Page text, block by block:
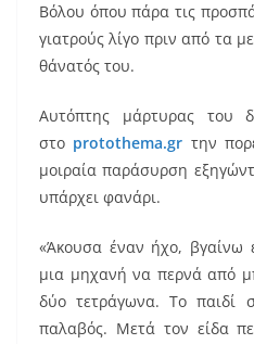
Βόλου όπου πάρα τις
γιατρούς λίγο πριν από τα
θάνατός του.
Αυτόπτης μάρτυρας του
στο protothema.gr την
μοιραία παράσυρση
υπάρχει φανάρι.
«Άκουσα έναν ήχο, βγαίνω
μια μηχανή να περνά από
δύο τετράγωνα. Το παιδί
παλαβός. Μετά τον είδα